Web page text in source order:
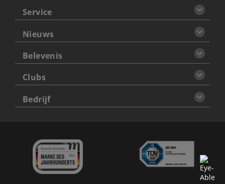
Service
Nieuws
Belevenis
Clubs
Bedrijf